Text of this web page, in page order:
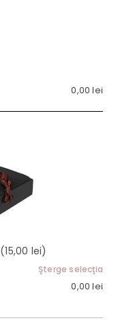
0,00lei
(15,00 lei)
Şterge selecţia
0,00lei